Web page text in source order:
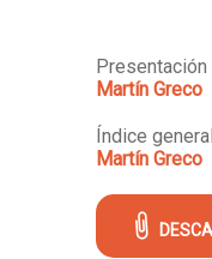
Martín Greco
Índice general
Martín Greco